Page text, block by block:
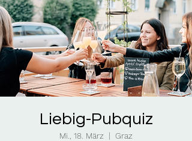
Liebig-Pubquiz
Mi., 18. März
  |
Graz